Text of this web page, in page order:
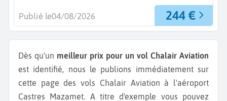
244 €
Publié le04/08/2026
Dès qu'un meilleur prix pour un vol Chalair Aviation
est identifié, nous le publions immédiatement sur
cette page des vols Chalair Aviation à l'aéroport
Castres Mazamet. A titre d'exemple vous pouvez